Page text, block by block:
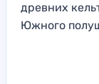
древних
Южного